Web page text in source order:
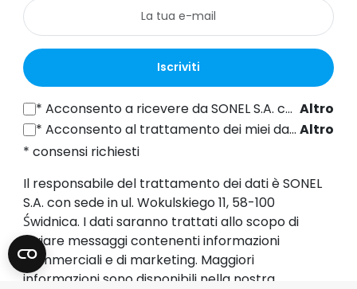
Iscriviti
*Acconsento a ricevere da SONEL S.A. con sede in ul. Wokulskiego 11, 58-100 Świdnica informazioni commerciali per via elettronica (all'indirizzo e-mail fornito) a fini di marketing, ai sensi dell'articolo 398 della legge del 12 luglio 2024 sul diritto delle comunicazioni elettroniche.
Altro
*Acconsento al trattamento dei miei dati personali (indirizzo e-mail) da parte di SONEL S.A. con sede in ul. Wokulskiego 11, 58-100 Świdnica, ai fini dell'invio di newsletter contenenti informazioni commerciali e di marketing, ai sensi dell'art. 6, comma 1, lettera a) del Regolamento generale sulla protezione dei dati (GDPR). Altro
* consensi richiesti
Il responsabile del trattamento dei dati è SONEL
S.A. con sede in ul. Wokulskiego 11, 58-100
Świdnica. I dati saranno trattati allo scopo di
inviare messaggi contenenti informazioni
commerciali e di marketing. Maggiori
informazioni sono disponibili nella nostra